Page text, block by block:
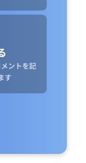
ントを記
す